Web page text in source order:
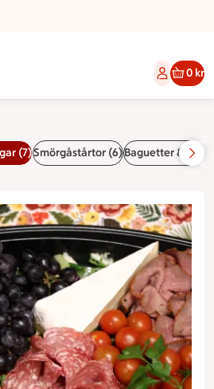
Maxi Erikslund
0 kr
(7)Smörgåstårtor (6)Baguetter &